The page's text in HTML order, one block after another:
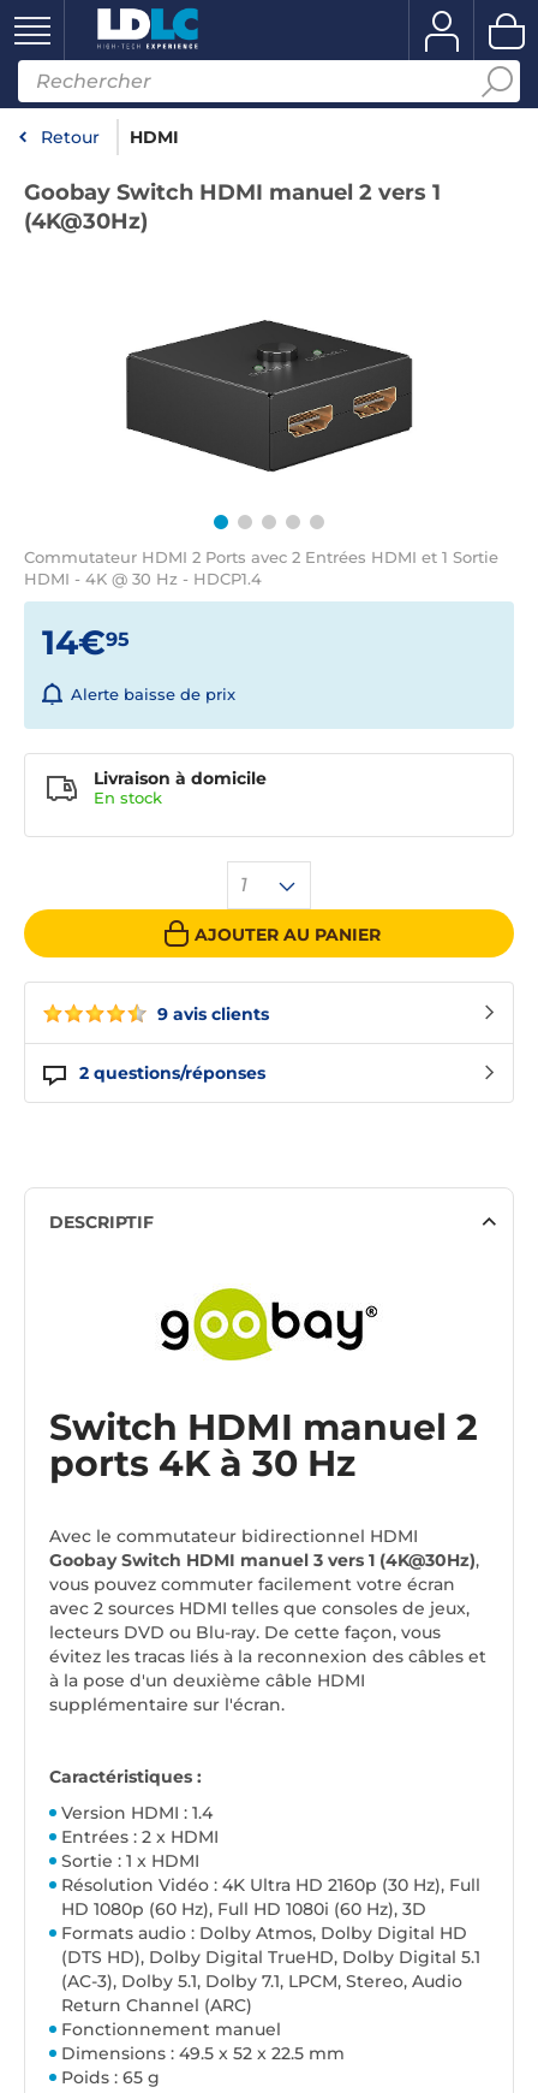
Retour HDMI
Goobay Switch HDMI manuel 2 vers 1
(4K@30Hz)
Commutateur HDMI 2 Ports avec 2 Entrées HDMI et 1 Sortie
HDMI - 4K @ 30 Hz - HDCP1.4
9 avis clients
2 questions/réponses
14€95
Alerte baisse de prix
1
AJOUTER AU PANIER
Livraison à domicile
En stock
DESCRIPTIF
Switch HDMI manuel 2
ports 4K à 30 Hz
Avec le commutateur bidirectionnel HDMI
Goobay Switch HDMI manuel 3 vers 1 (4K@30Hz),
vous pouvez commuter facilement votre écran
avec 2 sources HDMI telles que consoles de jeux,
lecteurs DVD ou Blu-ray. De cette façon, vous
évitez les tracas liés à la reconnexion des câbles et
à la pose d'un deuxième câble HDMI
supplémentaire sur l'écran.
Caractéristiques :
Version HDMI : 1.4
Entrées : 2 x HDMI
Sortie : 1 x HDMI
Résolution Vidéo : 4K Ultra HD 2160p (30 Hz), Full
HD 1080p (60 Hz), Full HD 1080i (60 Hz), 3D
Formats audio : Dolby Atmos, Dolby Digital HD
(DTS HD), Dolby Digital TrueHD, Dolby Digital 5.1
(AC-3), Dolby 5.1, Dolby 7.1, LPCM, Stereo, Audio
Return Channel (ARC)
Fonctionnement manuel
Dimensions : 49.5 x 52 x 22.5 mm
Poids : 65 g